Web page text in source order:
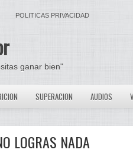
POLITICAS PRIVACIDAD
ganar bien"
SUPERACION AUDIOS
LOGRAS NADA